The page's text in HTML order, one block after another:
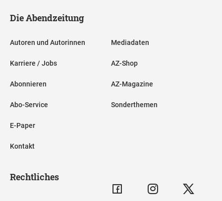
Die Abendzeitung
Autoren und Autorinnen
Karriere / Jobs
Abonnieren
Abo-Service
E-Paper
Kontakt
Mediadaten
AZ-Shop
AZ-Magazine
Sonderthemen
Rechtliches